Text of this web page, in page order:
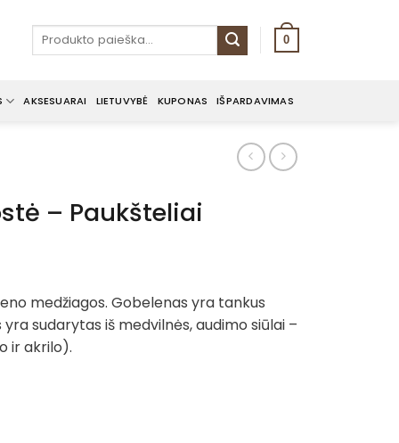
Ieškoti: 0
AKSESUARAI LIETUVYBĖ KUPONAS IŠPARDAVIMAS
– Paukšteliai
medžiagos. Gobelenas yra tankus
sudarytas iš medvilnės, audimo siūlai –
ir akrilo).